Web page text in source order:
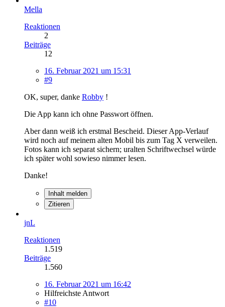
Mella
Reaktionen
2
Beiträge
12
16. Februar 2021 um 15:31
#9
OK, super, danke Robby !
Die App kann ich ohne Passwort öffnen.
Aber dann weiß ich erstmal Bescheid. Dieser App-Verlauf
wird noch auf meinem alten Mobil bis zum Tag X verweilen.
Fotos kann ich separat sichern; uralten Schriftwechsel würde
ich später wohl sowieso nimmer lesen.
Danke!
Inhalt melden
Zitieren
jnL
Reaktionen
1.519
Beiträge
1.560
16. Februar 2021 um 16:42
Hilfreichste Antwort
#10